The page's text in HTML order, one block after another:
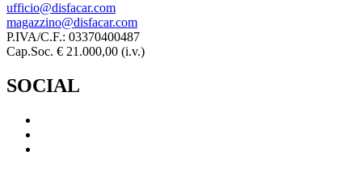
ufficio@disfacar.com
magazzino@disfacar.com
P.IVA/C.F.: 03370400487
Cap.Soc. € 21.000,00 (i.v.)
SOCIAL